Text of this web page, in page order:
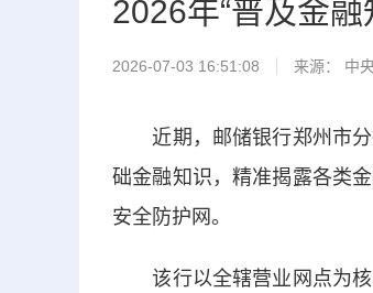
2026年“普及金
2026-07-03 16:51:08 来源： 中
近期，邮储银行郑州市分
础金融知识，精准揭露各类
安全防护网。
该行以全辖营业网点为核